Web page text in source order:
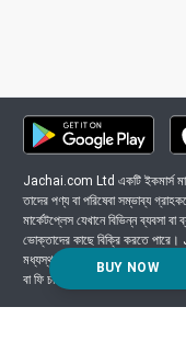
BUY NOW
Jachai.com Ltd একটি ইকমার্স
তাদের পণ্য বা পরিষেবা সম্ভাব্য
মার্কেটপ্লেস যেখানে বিভিন্ন ব্যবসা
ভোক্তাদের কাছে বিক্রি করতে
মধ্যস্থতাকারী হিসাবে কাজ করে এবং
বা ফি চার্জ করে।